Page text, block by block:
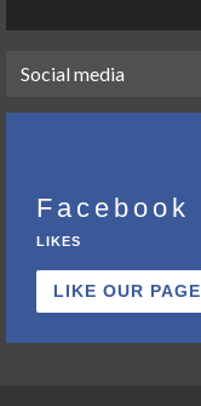
Social media
Facebook
LIKES
LIKE OUR PAGE